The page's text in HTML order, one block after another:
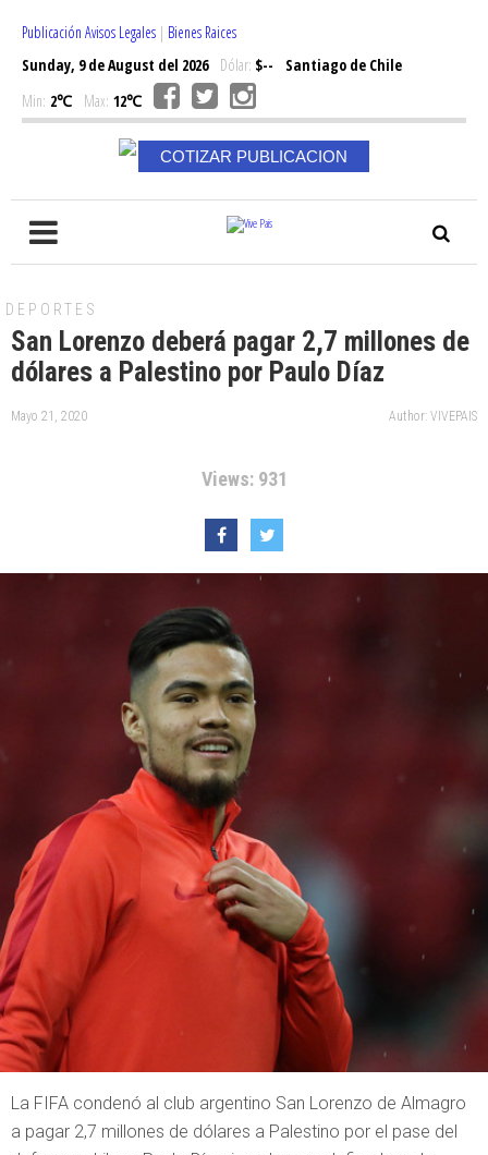
Publicación Avisos Legales | Bienes Raices
Sunday, 9 de August del 2026Dólar: $--
Santiago de Chile
Min: 2℃ Max: 12℃
COTIZAR PUBLICACION
DEPORTES
San Lorenzo deberá pagar 2,7 millones de
dólares a Palestino por Paulo Díaz
Mayo 21, 2020 Author: VIVEPAIS
Views: 931
La FIFA condenó al club argentino San Lorenzo de Almagro
a pagar 2,7 millones de dólares a Palestino por el pase del